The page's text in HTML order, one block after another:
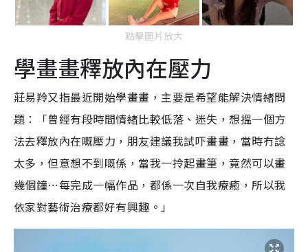
點擊圖片放大
學畫畫釋放內在壓力
莊易羚又指最近開始學畫畫，主要是希望能解決情緒問
題：「曾經有段時間情緒比較低落、迷失，想搵一個方
法去釋放內在嘅壓力，朋友建議我試吓畫畫，當時冇諗
太多，但意想不到嘅係，當我一拎起畫筆，竟然可以畫
幾個鐘…每完成一幅作品，都係一次自我療癒，所以我
依家對藝術治療都好有興趣。」